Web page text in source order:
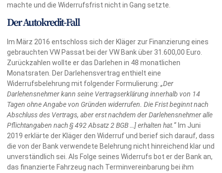
machte und die Widerrufsfrist nicht in Gang setzte.
Der Autokredit-Fall
Im März 2016 entschloss sich der Kläger zur Finanzierung eines
gebrauchten VW Passat bei der VW Bank über 31.600,00 Euro.
Zurückzahlen wollte er das Darlehen in 48 monatlichen
Monatsraten. Der Darlehensvertrag enthielt eine
Widerrufsbelehrung mit folgender Formulierung: „Der
Darlehensnehmer kann seine Vertragserklärung innerhalb von 14
Tagen ohne Angabe von Gründen widerrufen. Die Frist beginnt nach
Abschluss des Vertrags, aber erst nachdem der Darlehensnehmer alle
Pflichtangaben nach § 492 Absatz 2 BGB …] erhalten hat.“ Im Juni
2019 erklärte der Kläger den Widerruf und berief sich darauf, dass
die von der Bank verwendete Belehrung nicht hinreichend klar und
unverständlich sei. Als Folge seines Widerrufs bot er der Bank an,
das finanzierte Fahrzeug nach Terminvereinbarung bei ihm